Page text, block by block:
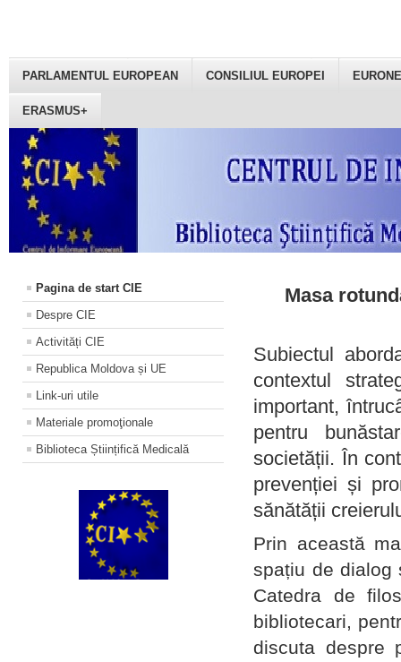
PARLAMENTUL EUROPEAN CONSILIUL EUROPEI
ERASMUS+
Pagina de start CIE
Despre CIE
Activități CIE
Republica Moldova și UE
Link-uri utile
Materiale promoţionale
Biblioteca Științifică Medicală
Masa
Subiectul
contextul
important,
pentru
societății. În
prevenției și
sănătății
Prin această
spațiu de dialog
Catedra de
bibliotecari,
discuta despre